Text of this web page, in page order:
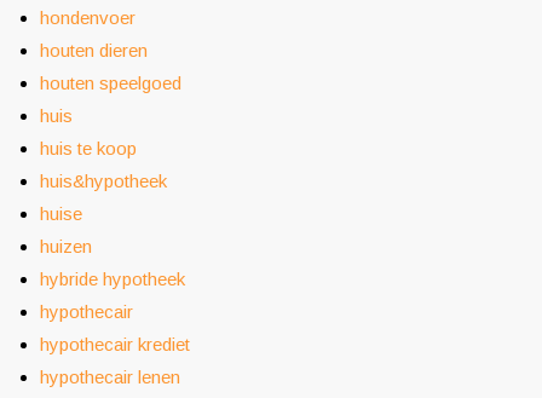
hondenvoer
houten dieren
houten speelgoed
huis
huis te koop
huis&hypotheek
huise
huizen
hybride hypotheek
hypothecair
hypothecair krediet
hypothecair lenen